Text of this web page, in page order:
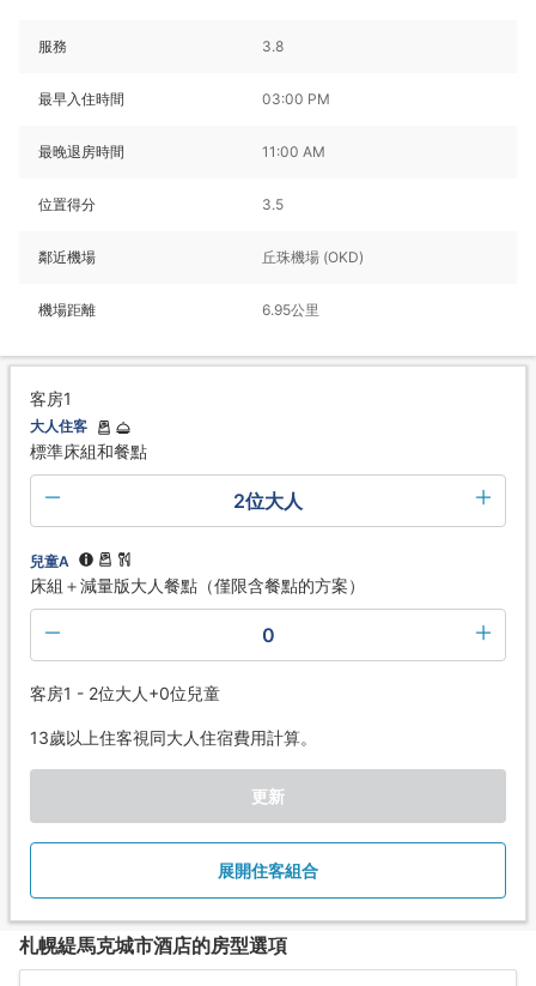
服務 3.8
最早入住時間 03:00 PM
最晚退房時間 11:00 AM
位置得分 3.5
鄰近機場 丘珠機場 (OKD)
機場距離 6.95公里
客房1
大人住客
標準床組和餐點
2位大人
兒童A
床組＋減量版大人餐點（僅限含餐點的方案）
0
客房1 - 2位大人+0位兒童
13歲以上住客視同大人住宿費用計算。
更新
展開住客組合
札幌緹馬克城市酒店的房型選項